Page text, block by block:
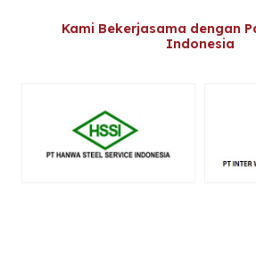
Kami Bekerjasama dengan
Indonesia